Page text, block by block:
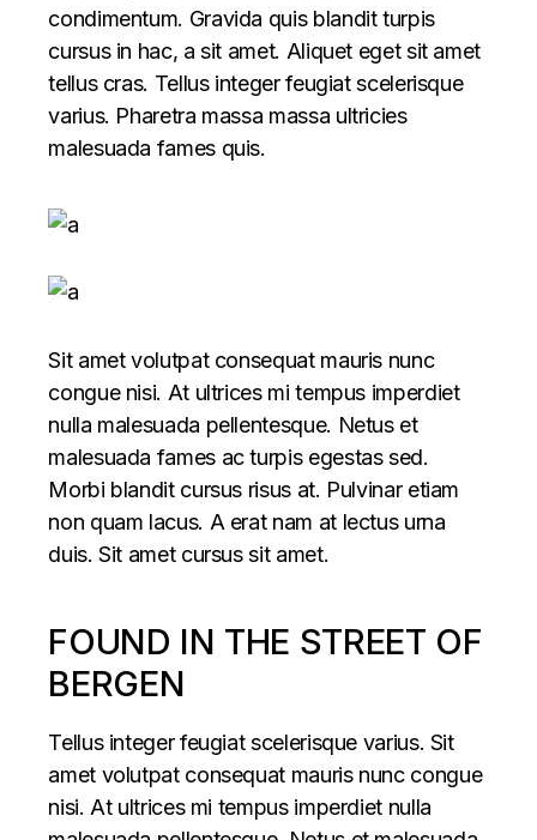
condimentum. Gravida quis blandit turpis
cursus in hac, a sit amet. Aliquet eget sit amet
tellus cras. Tellus integer feugiat scelerisque
varius. Pharetra massa massa ultricies
malesuada fames quis.
Sit amet volutpat consequat mauris nunc
congue nisi. At ultrices mi tempus imperdiet
nulla malesuada pellentesque. Netus et
malesuada fames ac turpis egestas sed.
Morbi blandit cursus risus at. Pulvinar etiam
non quam lacus. A erat nam at lectus urna
duis. Sit amet cursus sit amet.
FOUND IN THE STREET OF
BERGEN
Tellus integer feugiat scelerisque varius. Sit
amet volutpat consequat mauris nunc congue
nisi. At ultrices mi tempus imperdiet nulla